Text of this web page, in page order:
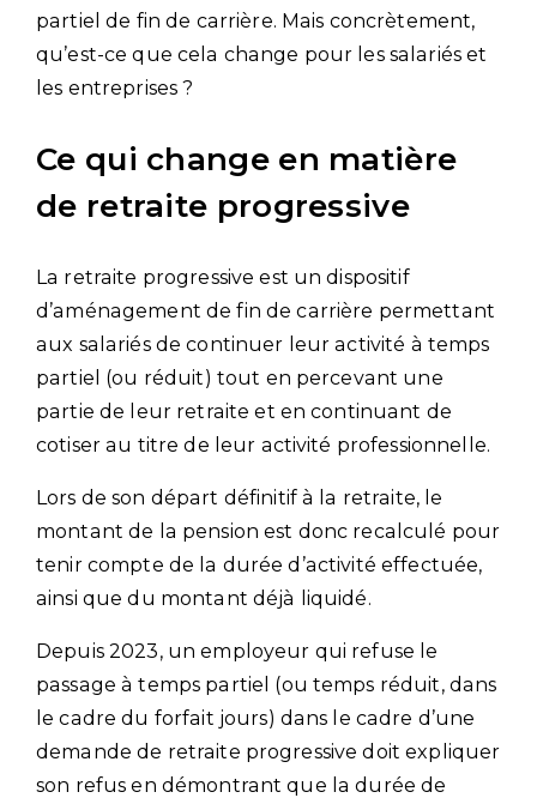
partiel de fin de carrière. Mais concrètement,
qu’est-ce que cela change pour les salariés et
les entreprises ?
Ce qui change en matière
de retraite progressive
La retraite progressive est un dispositif
d’aménagement de fin de carrière permettant
aux salariés de continuer leur activité à temps
partiel (ou réduit) tout en percevant une
partie de leur retraite et en continuant de
cotiser au titre de leur activité professionnelle.
Lors de son départ définitif à la retraite, le
montant de la pension est donc recalculé pour
tenir compte de la durée d’activité effectuée,
ainsi que du montant déjà liquidé.
Depuis 2023, un employeur qui refuse le
passage à temps partiel (ou temps réduit, dans
le cadre du forfait jours) dans le cadre d’une
demande de retraite progressive doit expliquer
son refus en démontrant que la durée de